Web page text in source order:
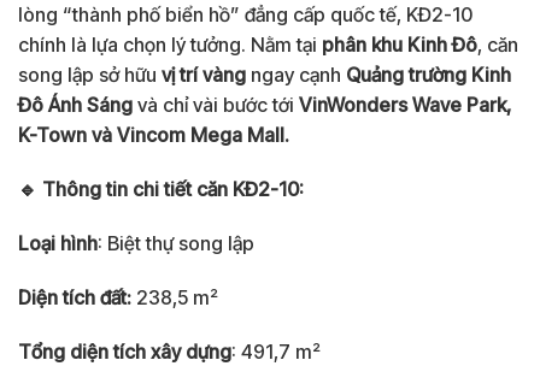
lòng “thành phố biển hồ” đẳng cấp quốc tế, KĐ2-10
chính là lựa chọn lý tưởng. Nằm tại phân khu Kinh Đô, căn
song lập sở hữu vị trí vàng ngay cạnh Quảng trường Kinh
Đô Ánh Sáng và chỉ vài bước tới VinWonders Wave Park,
K-Town và Vincom Mega Mall.
🔹 Thông tin chi tiết căn KĐ2-10:
Loại hình: Biệt thự song lập
Diện tích đất: 238,5 m²
Tổng diện tích xây dựng: 491,7 m²